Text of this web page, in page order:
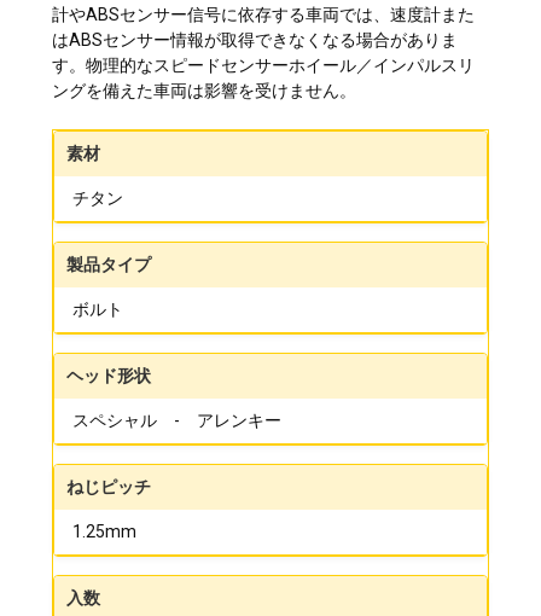
計やABSセンサー信号に依存する車両では、速度計また
はABSセンサー情報が取得できなくなる場合がありま
す。物理的なスピードセンサーホイール／インパルスリ
ングを備えた車両は影響を受けません。
素材
チタン
製品タイプ
ボルト
ヘッド形状
スペシャル - アレンキー
ねじピッチ
1.25mm
入数